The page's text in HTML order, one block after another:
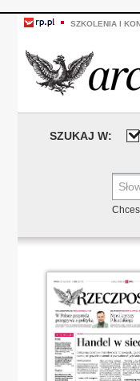
SZKOLENIA I
SZUKAJ W: